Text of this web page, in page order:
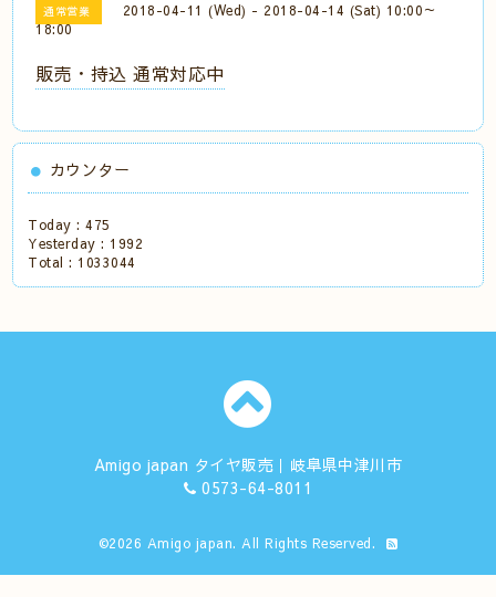
通常営業
2018-04-11 (Wed) - 2018-04-14 (Sat) 10:00～
18:00
販売・持込 通常対応中
カウンター
Today :475
Yesterday : 1992
Total : 1033044
Amigo japan タイヤ販売｜岐阜県中津川市
0573-64-8011
©2026 Amigo japan. All Rights Reserved.